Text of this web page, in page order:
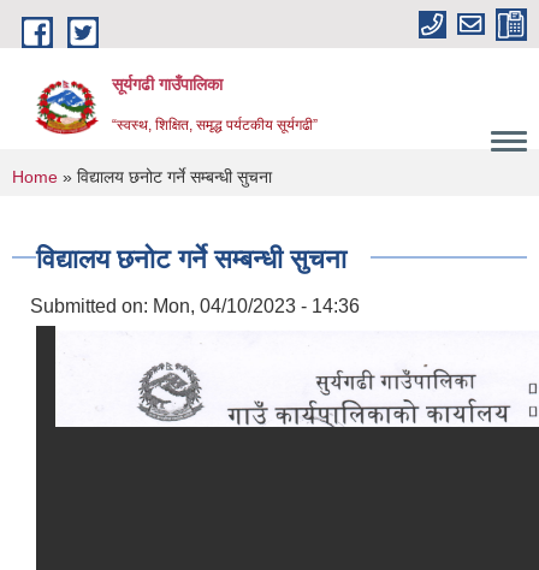
Skip to main content
सूर्यगढी गाउँपालिका
“स्वस्थ, शिक्षित, समृद्ध पर्यटकीय सूर्यगढी”
You are here
Home » विद्यालय छनोट गर्ने सम्बन्धी सुचना
विद्यालय छनोट गर्ने सम्बन्धी सुचना
Submitted on: Mon, 04/10/2023 - 14:36